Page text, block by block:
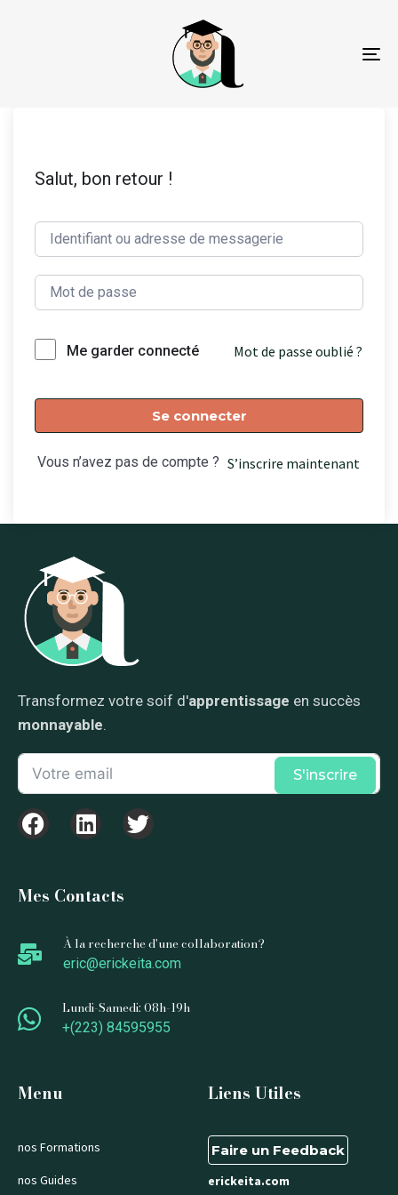
Salut, bon retour !
Me garder connecté Mot de passe oublié ?
Se connecter
Vous n’avez pas de compte ? S’inscrire maintenant
Transformez votre soif d'apprentissage en succès
monnayable.
S'inscrire
Mes Contacts
À la recherche d'une collaboration?
eric@erickeita.com
Lundi-Samedi: 08h-19h
+(223) 84595955
Menu
nos Formations
nos Guides
Liens Utiles
Faire un Feedback
erickeita.com